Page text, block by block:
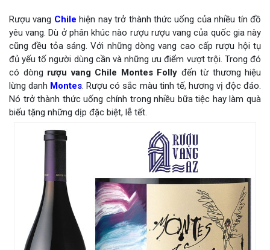
Rượu vang Chile hiện nay trở thành thức uống của nhiều tín đồ
yêu vang. Dù ở phân khúc nào rượu rượu vang của quốc gia này
cũng đều tỏa sáng. Với những dòng vang cao cấp rượu hội tụ
đủ yếu tố người dùng cần và những ưu điểm vượt trội. Trong đó
có dòng rượu vang Chile Montes Folly đến từ thương hiệu
lừng danh Montes. Rượu có sắc màu tinh tế, hương vị độc đáo.
Nó trở thành thức uống chính trong nhiều bữa tiệc hay làm quà
biếu tặng những dịp đặc biệt, lễ tết.